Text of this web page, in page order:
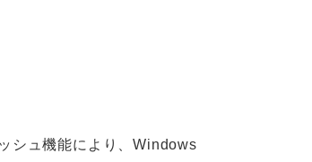
シュ機能により、Windows